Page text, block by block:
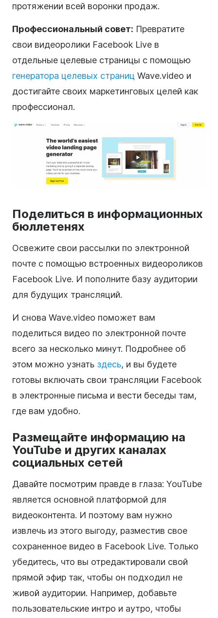
протяжении всей воронки продаж.
Профессиональный совет: Превратите
свои видеоролики Facebook Live в
отдельные целевые страницы с помощью
генератора целевых страниц Wave.video и
достигайте своих маркетинговых целей как
профессионал.
Поделиться в информационных
бюллетенях
Освежите свои рассылки по электронной
почте с помощью встроенных видеороликов
Facebook Live. И пополните базу аудитории
для будущих трансляций.
И снова Wave.video поможет вам
поделиться видео по электронной почте
всего за несколько минут. Подробнее об
этом можно узнать здесь, и вы будете
готовы включать свои трансляции Facebook
в электронные письма и вести беседы там,
где вам удобно.
Размещайте информацию на
YouTube и других каналах
социальных сетей
Давайте посмотрим правде в глаза: YouTube
является основной платформой для
видеоконтента. И поэтому вам нужно
извлечь из этого выгоду, разместив свое
сохраненное видео в Facebook Live. Только
убедитесь, что вы отредактировали свой
прямой эфир так, чтобы он подходил не
живой аудитории. Например, добавьте
пользовательские интро и аутро, чтобы